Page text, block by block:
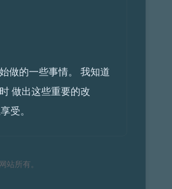
做的一些事情。 我知道
做出这些重要的改
受。
所有。